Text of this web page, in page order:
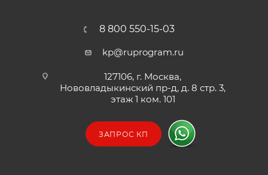
8 800 550-15-03
kp@ruprogram.ru
127106, г. Москва,
Нововладыкинский пр-д, д. 8 стр. 3,
этаж 1 ком. 101
ЗАПРОС КП